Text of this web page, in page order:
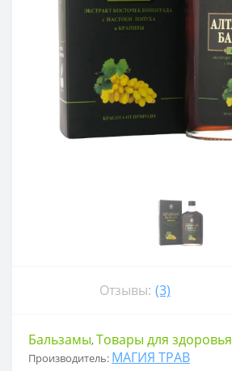
Отзывы: (3)
Бальзамы,Товары для здоровья
Производитель: МАГИЯ ТРАВ